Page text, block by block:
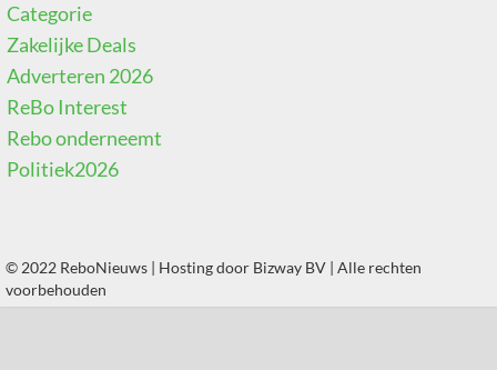
Categorie
Zakelijke Deals
Adverteren 2026
ReBo Interest
Rebo onderneemt
Politiek2026
© 2022 ReboNieuws | Hosting door Bizway BV | Alle rechten
voorbehouden